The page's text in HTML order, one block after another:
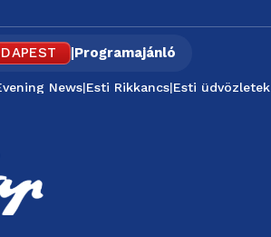
|Programajánló
News|Esti Rikkancs|Esti üdvözletek